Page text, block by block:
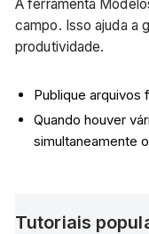
A ferramenta
campo. Isso ajuda a
produtividade.
Publique
Quando houver
simultaneamente
Tutoriais